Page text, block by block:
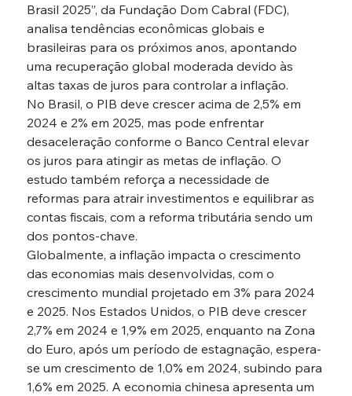
Brasil 2025”, da Fundação Dom Cabral (FDC),
analisa tendências econômicas globais e
brasileiras para os próximos anos, apontando
uma recuperação global moderada devido às
altas taxas de juros para controlar a inflação.
No Brasil, o PIB deve crescer acima de 2,5% em
2024 e 2% em 2025, mas pode enfrentar
desaceleração conforme o Banco Central elevar
os juros para atingir as metas de inflação. O
estudo também reforça a necessidade de
reformas para atrair investimentos e equilibrar as
contas fiscais, com a reforma tributária sendo um
dos pontos-chave.
Globalmente, a inflação impacta o crescimento
das economias mais desenvolvidas, com o
crescimento mundial projetado em 3% para 2024
e 2025. Nos Estados Unidos, o PIB deve crescer
2,7% em 2024 e 1,9% em 2025, enquanto na Zona
do Euro, após um período de estagnação, espera-
se um crescimento de 1,0% em 2024, subindo para
1,6% em 2025. A economia chinesa apresenta um